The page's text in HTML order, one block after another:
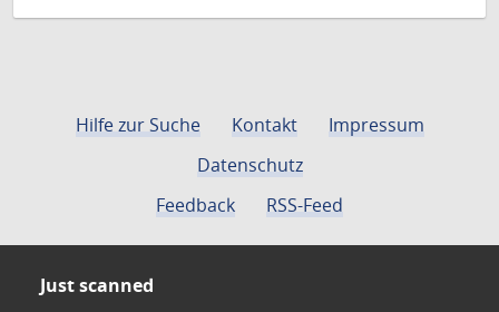
Hilfe zur Suche Kontakt
Impressum
Datenschutz
Feedback
RSS-Feed
Just scanned